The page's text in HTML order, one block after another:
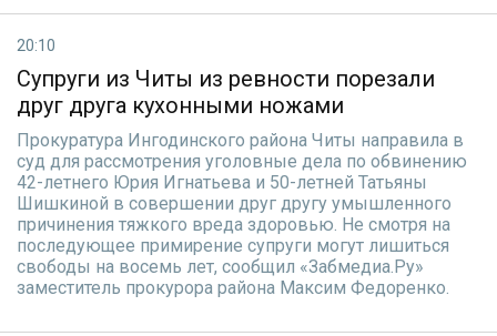
20:10
Супруги из Читы из ревности порезали
друг друга кухонными ножами
Прокуратура Ингодинского района Читы направила в
суд для рассмотрения уголовные дела по обвинению
42-летнего Юрия Игнатьева и 50-летней Татьяны
Шишкиной в совершении друг другу умышленного
причинения тяжкого вреда здоровью. Не смотря на
последующее примирение супруги могут лишиться
свободы на восемь лет, сообщил «Забмедиа.Ру»
заместитель прокурора района Максим Федоренко.